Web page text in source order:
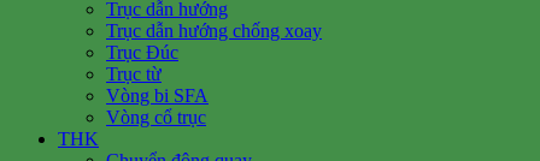
Trục dẫn hướng
Trục dẫn hướng chống xoay
Trục Đúc
Trục từ
Vòng bi SFA
Vòng cổ trục
THK